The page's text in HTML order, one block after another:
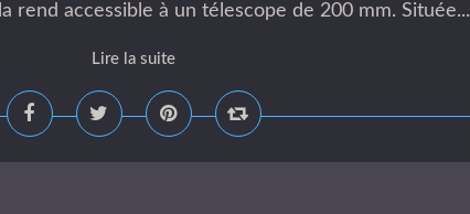
rend accessible à un télescope de 200 mm. Située...
Lire la suite